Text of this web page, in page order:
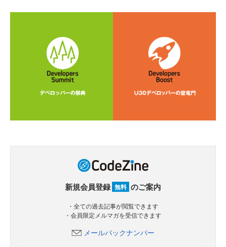
新規会員登録 無料 のご案内
・全ての過去記事が閲覧できます
・会員限定メルマガを受信できます
メールバックナンバー